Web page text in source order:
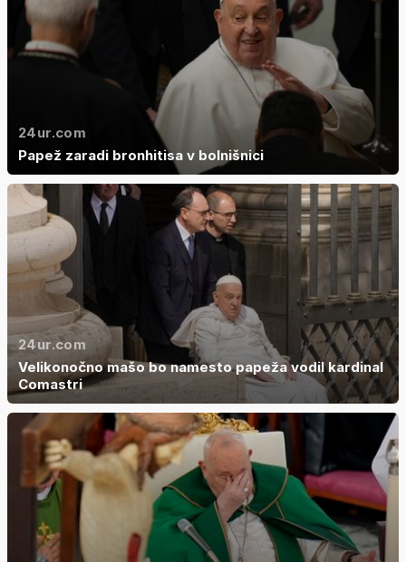
24ur.com
Papež zaradi bronhitisa v bolnišnici
24ur.com
Velikonočno mašo bo namesto papeža vodil kardinal
Comastri